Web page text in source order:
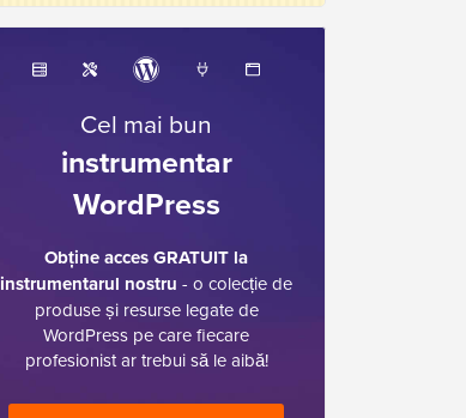
Cel mai bun
instrumentar
WordPress
Obține acces GRATUIT la
instrumentarul nostru - o colecție de
produse și resurse legate de
WordPress pe care fiecare
profesionist ar trebui să le aibă!